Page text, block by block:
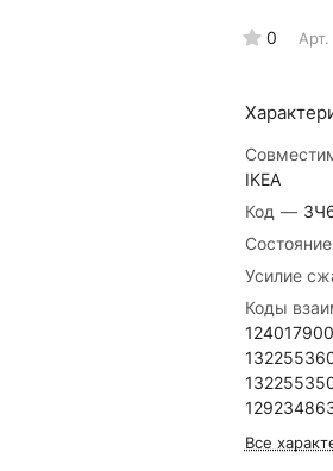
0 Арт.
IKEA
Код —
Состояние
Усилие
Коды
Все